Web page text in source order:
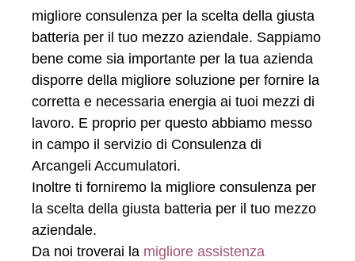
migliore consulenza per la scelta della giusta
batteria per il tuo mezzo aziendale. Sappiamo
bene come sia importante per la tua azienda
disporre della migliore soluzione per fornire la
corretta e necessaria energia ai tuoi mezzi di
lavoro. E proprio per questo abbiamo messo
in campo il servizio di Consulenza di
Arcangeli Accumulatori.
Inoltre ti forniremo la migliore consulenza per
la scelta della giusta batteria per il tuo mezzo
aziendale.
Da noi troverai la migliore assistenza